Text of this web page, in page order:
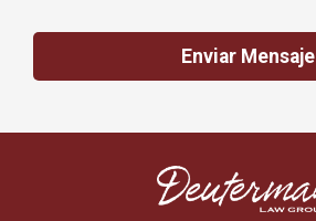
Enviar Mensaje